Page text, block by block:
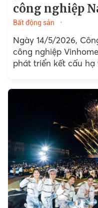
công nghiệp
Bất động sản
Ngày 14/5/2026,
công nghiệp
phát triển kết cấu